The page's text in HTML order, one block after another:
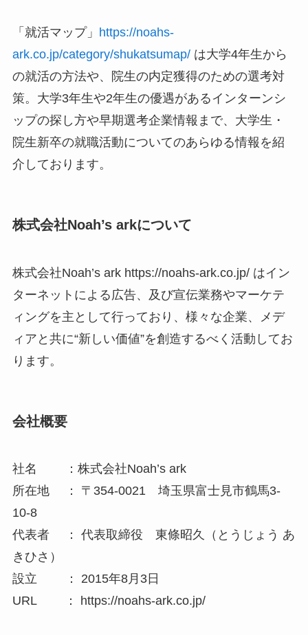
「就活マップ」 https://noahs-
ark.co.jp/category/shukatsumap/は大学4年生から
の就活の方法や、院生の内定獲得のための選考対
策。大学3年生や2年生の優遇があるインターンシ
ップの探し方や早期選考企業情報まで、大学生・
院生新卒の就職活動についてのあらゆる情報を紹
介しております。
株式会社Noah’s arkについて
株式会社Noah’s ark https://noahs-ark.co.jp/ はイン
ターネットによる広告、及び宣伝業務やマーケテ
ィングを主として行っており、様々な企業、メデ
ィアと共に“新しい価値”を創造するべく活動してお
ります。
会社概要
社名 ：株式会社Noah’s ark
所在地 ： 〒354‐0021 埼玉県富士見市鶴馬3-
10-8
代表者 ： 代表取締役 東條昭久（とうじょう あ
きひさ）
設立 ： 2015年8月3日
URL ： https://noahs-ark.co.jp/